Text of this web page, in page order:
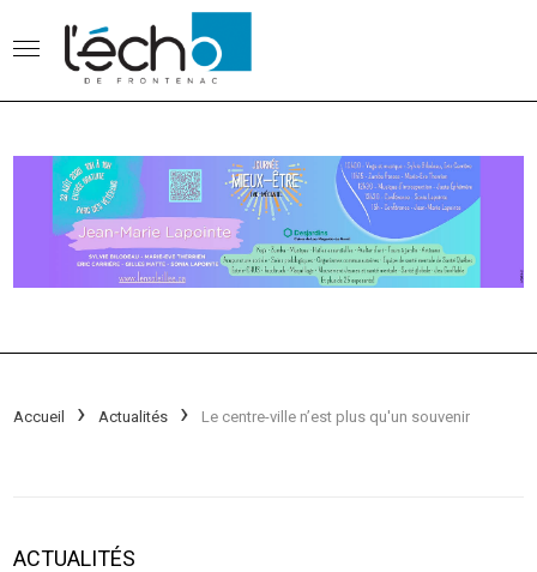
Accueil Actualités Le centre-ville n’est plus qu'un souvenir
ACTUALITÉS